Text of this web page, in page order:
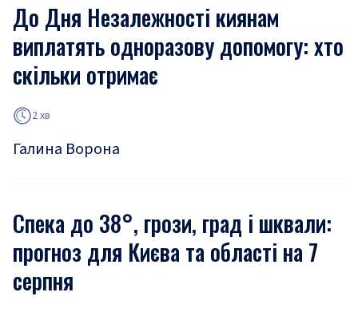
До Дня Незалежності киянам
виплатять одноразову допомогу: хто
скільки отримає
2 хв
Галина Ворона
Спека до 38°, грози, град і шквали:
прогноз для Києва та області на 7
серпня